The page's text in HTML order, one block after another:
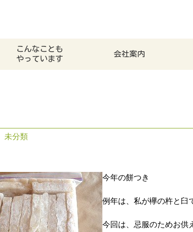
こんなことも
やっています
会社案内
未分類
今年の餅つき
例年は、私が欅の杵と臼
今回は、忌服のためお供